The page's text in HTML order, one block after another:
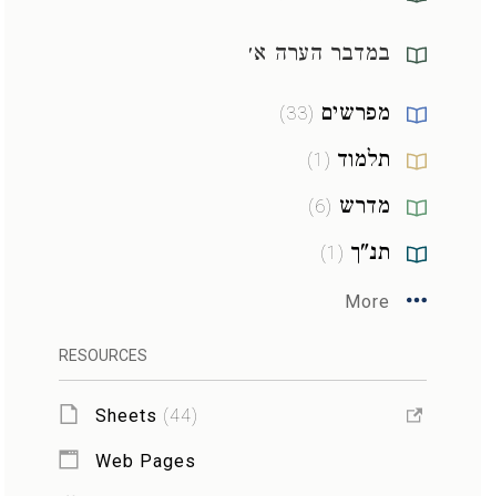
במדבר הערה א׳
מפרשים (
33
)
תלמוד (
1
)
מדרש (
6
)
תנ"ך (
1
)
More
RESOURCES
Sheets (44)
Web Pages